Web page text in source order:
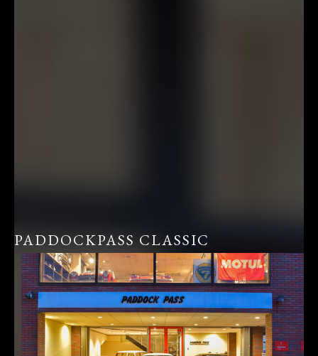
PADDOCKPASS CLASSIC